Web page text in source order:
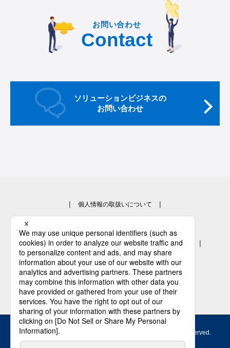
お問い合わせ
Contact
ソリューションビジネスの
お問い合わせ
個人情報の取扱いについて
EEA域内のお取引先の皆様の個人データの取扱について
当サイトのご利用にあたって
お問い合わせ
Copyright © 2003 - 2026 JFE Steel Corporation. All Rights Reserved.